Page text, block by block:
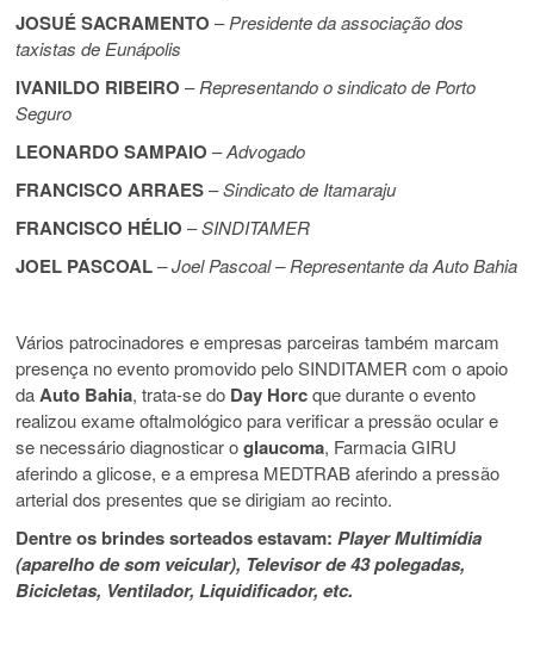
JOSUÉ SACRAMENTO –Presidente da associação dos
taxistas de Eunápolis
IVANILDO RIBEIRO –Representando o sindicato de Porto
Seguro
LEONARDO SAMPAIO –Advogado
FRANCISCO ARRAES–Sindicato de Itamaraju
FRANCISCO HÉLIO –SINDITAMER
JOEL PASCOAL– Joel Pascoal – Representante da Auto Bahia
Vários patrocinadores e empresas parceiras também marcam
presença no evento promovido pelo SINDITAMER com o apoio
da Auto Bahia, trata-se do Day Horcque durante o evento
realizou exame oftalmológico para verificar a pressão ocular e
se necessário diagnosticar oglaucoma, Farmacia GIRU
aferindo a glicose, e a empresa MEDTRAB aferindo a pressão
arterial dos presentes que se dirigiam ao recinto.
Dentre os brindes sorteados estavam:Player Multimídia
(aparelho de som veicular), Televisor de 43 polegadas,
Bicicletas, Ventilador, Liquidificador, etc.